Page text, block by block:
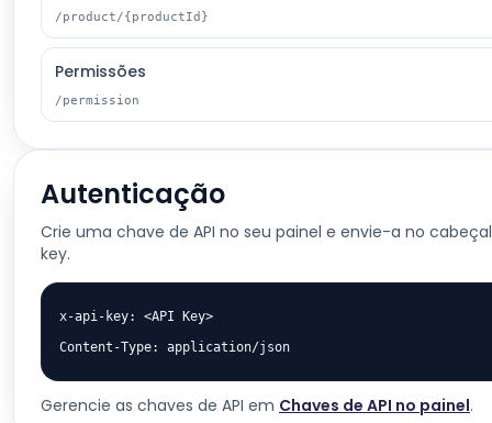
/product/{productId}
Permissões
/permission
Autenticação
Crie uma chave de API no seu painel e envie-a no
key.
x-api-key: <API Key>
Content-Type: application/json
Gerencie as chaves de API em Chaves de API no painel.